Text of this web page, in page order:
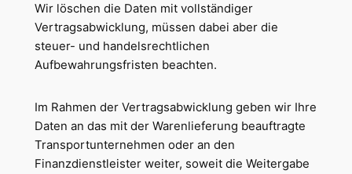
Wir löschen die Daten mit vollständiger
Vertragsabwicklung, müssen dabei aber die
steuer- und handelsrechtlichen
Aufbewahrungsfristen beachten.
Im Rahmen der Vertragsabwicklung geben wir Ihre
Daten an das mit der Warenlieferung beauftragte
Transportunternehmen oder an den
Finanzdienstleister weiter, soweit die Weitergabe